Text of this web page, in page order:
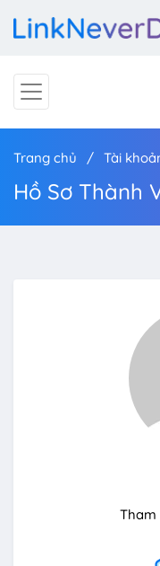
Trang chủ Tài
Hồ Sơ Thành
Tham